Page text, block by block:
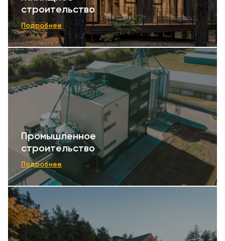
строительство
Подробнее
Промышленное
строительство
Подробнее